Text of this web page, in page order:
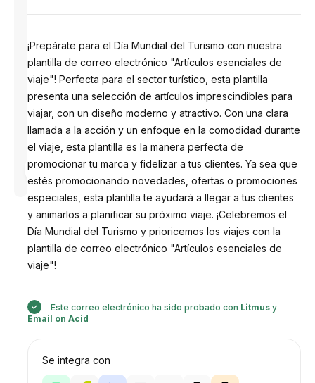
Diseñado
por
Anastasiia
¡Prepárate para el Día Mundial del Turismo con nuestra
plantilla de correo electrónico "Artículos esenciales de
viaje"! Perfecta para el sector turístico, esta plantilla
presenta una selección de artículos imprescindibles para
viajar, con un diseño moderno y atractivo. Con una clara
llamada a la acción y un enfoque en la comodidad durante
el viaje, esta plantilla es la manera perfecta de
promocionar tu marca y fidelizar a tus clientes. Ya sea que
estés promocionando novedades, ofertas o promociones
especiales, esta plantilla te ayudará a llegar a tus clientes
y animarlos a planificar su próximo viaje. ¡Celebremos el
Día Mundial del Turismo y prioricemos los viajes con la
plantilla de correo electrónico "Artículos esenciales de
viaje"!
Este correo electrónico ha sido probado con Litmus y
Email on Acid
Se integra con